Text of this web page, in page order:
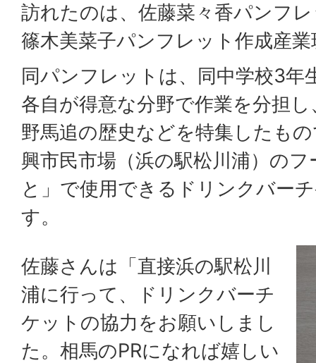
訪れたのは、佐藤菜々香パンフ
篠木美菜子パンフレット作成産
同パンフレットは、同中学校3年
各自が得意な分野で作業を分担
野馬追の歴史などを特集したも
興市民市場（浜の駅松川浦）の
と」で使用できるドリンクバー
す。
佐藤さんは「直接浜の駅松川
浦に行って、ドリンクバーチ
ケットの協力をお願いしまし
た。相馬のPRになれば嬉しい